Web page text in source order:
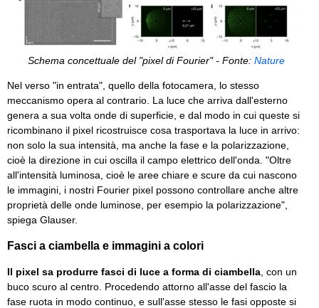
Schema concettuale del "pixel di Fourier" - Fonte: Nature
Nel verso "in entrata", quello della fotocamera, lo stesso
meccanismo opera al contrario. La luce che arriva dall'esterno
genera a sua volta onde di superficie, e dal modo in cui queste si
ricombinano il pixel ricostruisce cosa trasportava la luce in arrivo:
non solo la sua intensità, ma anche la fase e la polarizzazione,
cioè la direzione in cui oscilla il campo elettrico dell'onda. "Oltre
all'intensità luminosa, cioè le aree chiare e scure da cui nascono
le immagini, i nostri Fourier pixel possono controllare anche altre
proprietà delle onde luminose, per esempio la polarizzazione",
spiega Glauser.
Fasci a ciambella e immagini a colori
Il pixel sa produrre fasci di luce a forma di ciambella , con un
buco scuro al centro. Procedendo attorno all'asse del fascio la
fase ruota in modo continuo, e sull'asse stesso le fasi opposte si